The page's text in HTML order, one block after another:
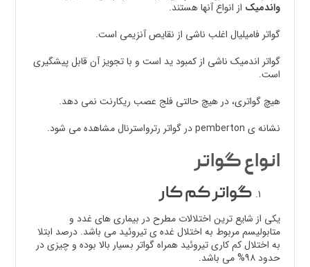
واندمیک از انواع آنها هستند.
گواتر فامیلیال اغلب ناشی از نقایص آنزیمی است.
گواتر اندمیک ناشی از کمبود ید است و با تجویز آن قابل پیشگیری
است.
هیچ گواتری، در هیچ حالتی فلج عصب ریکارنت نمی دهد.
نشانه ی pemberton در گواتر رترواسترنال مشاهده می شود.
انواع گواتر
گواترکم کار
یکی از شایع ترین اختلالات مطرح در بیماری های غدد و
متابولیسم مربوط به اختلال غده ی تیروئید می باشد. درصد ابتلا
به اختلال کم کاری تیروئید همراه گواتر بسیار بالا بوده و چیزی در
حدود ۹۸% می باشد.